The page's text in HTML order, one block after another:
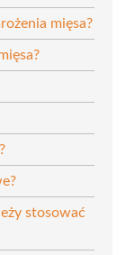
mięsa?
stosować